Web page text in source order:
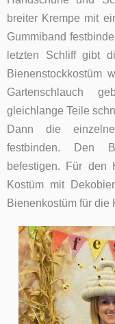
breiter Krempe mit
Gummiband
letzten Schliff gibt
Bienenstockkostüm
Gartenschlauch
gleichlange Teile
Dann die
festbinden. Den
befestigen. Für den
Kostüm mit
Bienenkostüm für die